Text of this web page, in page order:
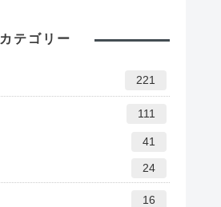
カテゴリー
221
111
41
24
16